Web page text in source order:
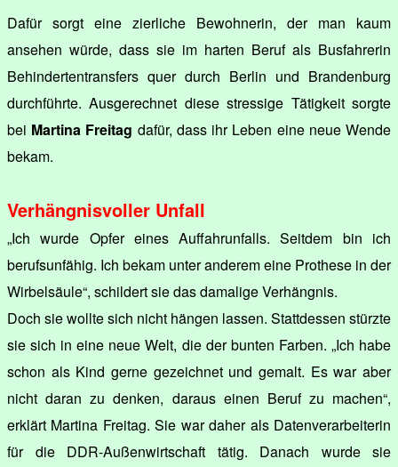
Dafür sorgt eine zierliche Bewohnerin, der man kaum
ansehen würde, dass sie im harten Beruf als Busfahrerin
Behindertentransfers quer durch Berlin und Brandenburg
durchführte. Ausgerechnet diese stressige Tätigkeit sorgte
bei Martina Freitag dafür, dass ihr Leben eine neue Wende
bekam.
Verhängnisvoller Unfall
„Ich wurde Opfer eines Auffahrunfalls. Seitdem bin ich
berufsunfähig. Ich bekam unter anderem eine Prothese in der
Wirbelsäule“, schildert sie das damalige Verhängnis.
Doch sie wollte sich nicht hängen lassen. Stattdessen stürzte
sie sich in eine neue Welt, die der bunten Farben. „Ich habe
schon als Kind gerne gezeichnet und gemalt. Es war aber
nicht daran zu denken, daraus einen Beruf zu machen“,
erklärt Martina Freitag. Sie war daher als Datenverarbeiterin
für die DDR-Außenwirtschaft tätig. Danach wurde sie